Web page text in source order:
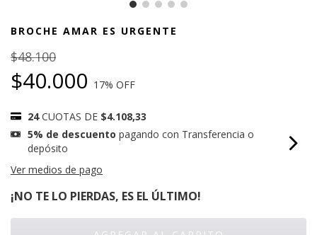
BROCHE AMAR ES URGENTE
$48.100
$40.000 17% OFF
24 CUOTAS DE $4.108,33
5% de descuento pagando con Transferencia o
depósito
Ver medios de pago
¡NO TE LO PIERDAS, ES EL ÚLTIMO!